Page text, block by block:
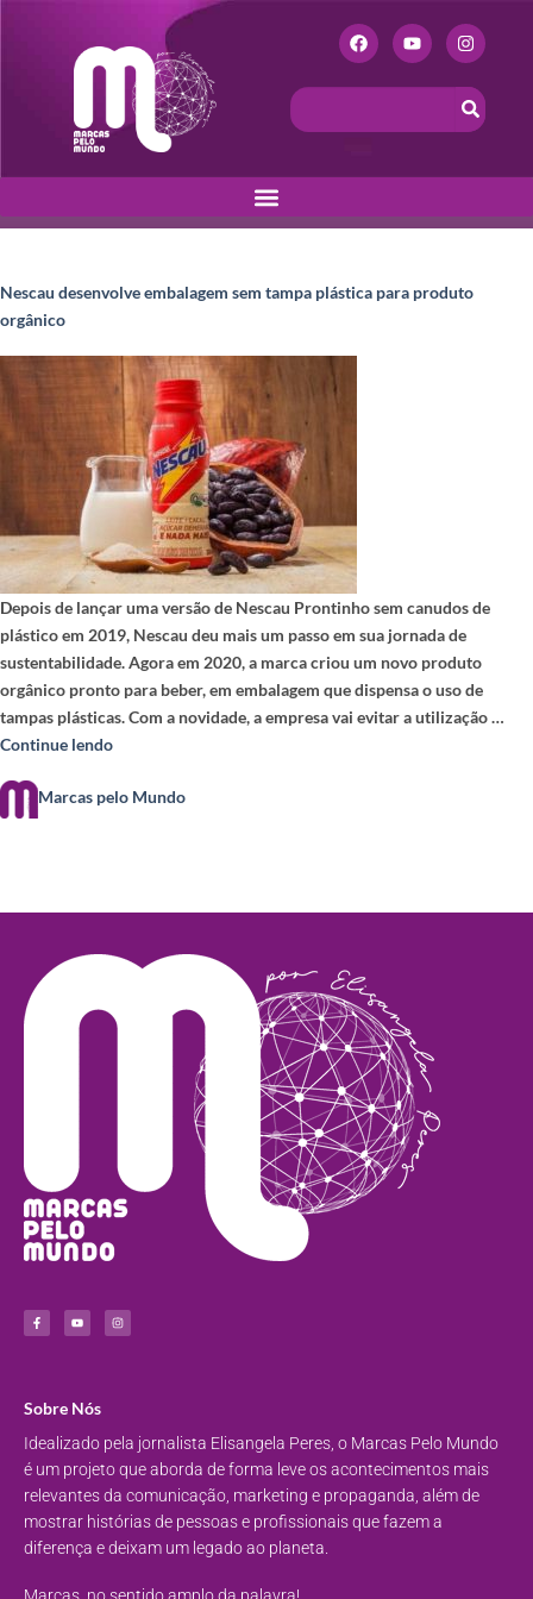
Nescau desenvolve embalagem sem tampa plástica para produto
orgânico
Depois de lançar uma versão de Nescau Prontinho sem canudos de
plástico em 2019, Nescau deu mais um passo em sua jornada de
sustentabilidade. Agora em 2020, a marca criou um novo produto
orgânico pronto para beber, em embalagem que dispensa o uso de
tampas plásticas. Com a novidade, a empresa vai evitar a utilização …
Continue lendo
Marcas pelo Mundo
Sobre Nós
Idealizado pela jornalista Elisangela Peres, o Marcas Pelo Mundo
é um projeto que aborda de forma leve os acontecimentos mais
relevantes da comunicação, marketing e propaganda, além de
mostrar histórias de pessoas e profissionais que fazem a
diferença e deixam um legado ao planeta.
Marcas, no sentido amplo da palavra!